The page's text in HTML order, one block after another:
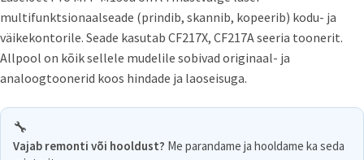
multifunktsionaalseade (prindib, skannib, kopeerib) kodu- ja
väikekontorile. Seade kasutab CF217X, CF217A seeria toonerit.
Allpool on kõik sellele mudelile sobivad originaal- ja
analoogtoonerid koos hindade ja laoseisuga.
🔧
Vajab remonti või hooldust? Me parandame ja hooldame ka seda